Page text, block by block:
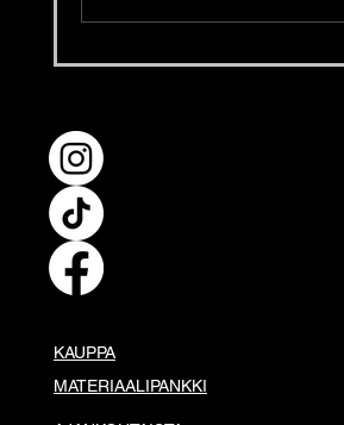
Luomunaudan
KAUPPA
MATERIAALIPANKKI